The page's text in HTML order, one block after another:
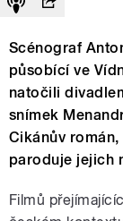
Scénograf
působící ve
natočili
snímek
Cikánův
paroduje jejich
Filmů